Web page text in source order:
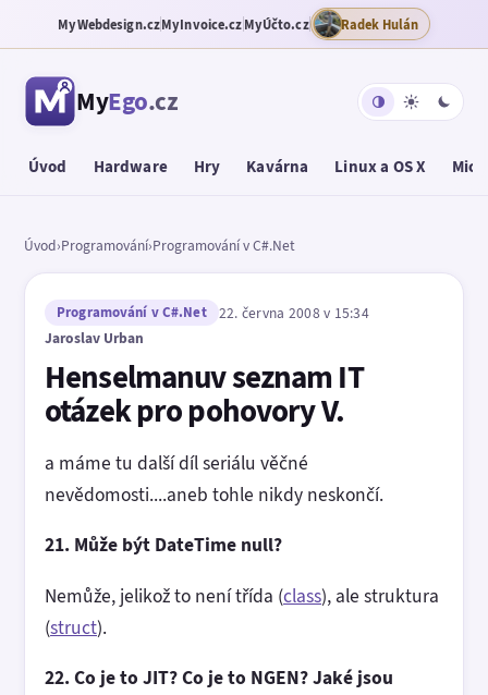
MyWebdesign.czMyInvoice.czMyÚčto.cz Radek Hulán
MyEgo.cz
Úvod Hardware Hry Kavárna Linux a OS X
Úvod›Programování›Programování v C#.Net
Programování v C#.Net
22. června 2008 v 15:34
Jaroslav Urban
Henselmanuv seznam IT
otázek pro pohovory V.
a máme tu další díl seriálu věčné
nevědomosti....aneb tohle nikdy neskončí.
21. Může být DateTime null?
Nemůže, jelikož to není třída (class), ale struktura
(struct).
22. Co je to JIT? Co je to NGEN? Jaké jsou